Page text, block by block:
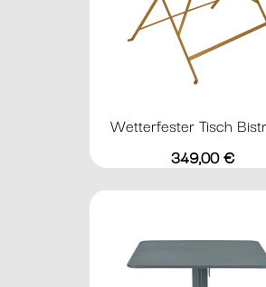
Wetterfester Tisch
Preis
349,00 €